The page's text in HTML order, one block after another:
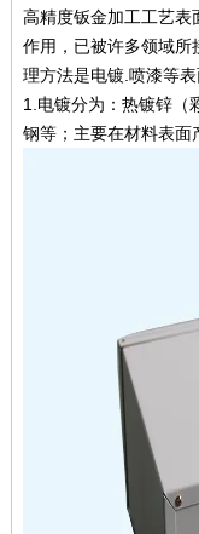
高精度钣金加工工艺表
作用，已被许多领域所
理方法是电镀.喷漆等表
1.电镀分为：热镀锌（
钢等；主要在材料表面